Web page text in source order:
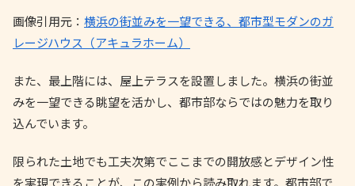
画像引用元： 横浜の街並みを一望できる、都市型モダンのガ
レージハウス（アキュラホーム）
また、最上階には、屋上テラスを設置しました。横浜の街並
みを一望できる眺望を活かし、都市部ならではの魅力を取り
込んでいます。
限られた土地でも工夫次第でここまでの開放感とデザイン性
を実現できることが、この実例から読み取れます。都市部で